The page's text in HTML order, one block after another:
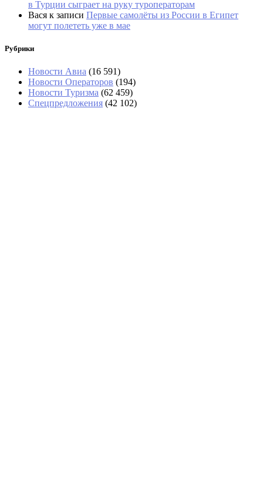
в Турции сыграет на руку туроператорам
Вася к записи Первые самолёты из России в Египет
могут полететь уже в мае
Рубрики
Новости Авиа (16 591)
Новости Операторов (194)
Новости Туризма (62 459)
Спецпредложения (42 102)